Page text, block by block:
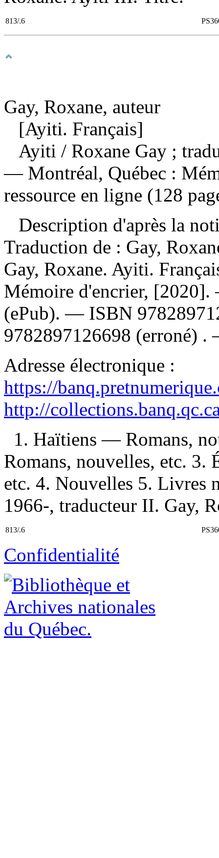
813/.6
Gay, Roxane, auteur
[Ayiti. Français]
Ayiti / Roxane Gay ;
— Montréal, Québec :
ressource en ligne (128
Description d'après la
Traduction de : Gay,
Gay, Roxane. Ayiti.
Mémoire d'encrier,
(ePub). — ISBN
9782897126698 (erroné)
Adresse électronique :
https://
http://
1. Haïtiens — Romans,
Romans, nouvelles, etc.
etc. 4. Nouvelles 5. Livres
1966-, traducteur II. Gay,
813/.6
Confidentialité